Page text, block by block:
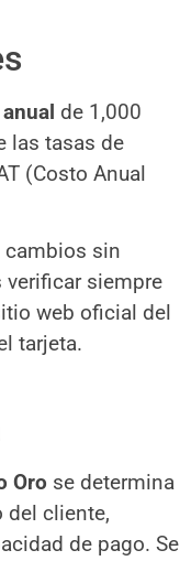
de 1,000
las tasas de
(Costo Anual
cambios sin
verificar siempre
web oficial del
tarjeta.
Oro se determina
del cliente,
de pago. Se